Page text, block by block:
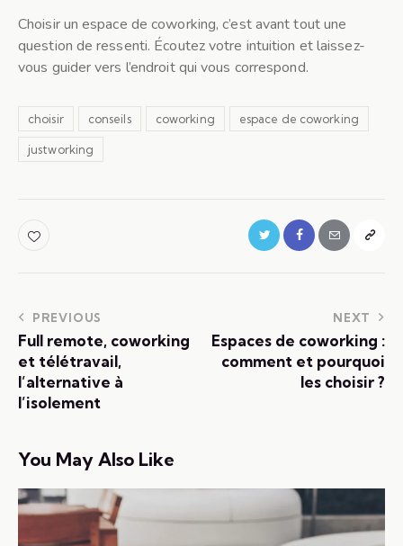
Choisir un espace de coworking, c’est avant tout une
question de ressenti. Écoutez votre intuition et laissez-
vous guider vers l’endroit qui vous correspond.
choisir conseils coworking espace de coworking
justworking
PREVIOUS
Full remote, coworking
et télétravail,
l’alternative à
l’isolement
NEXT
Espaces de coworking :
comment et pourquoi
les choisir ?
You May Also Like